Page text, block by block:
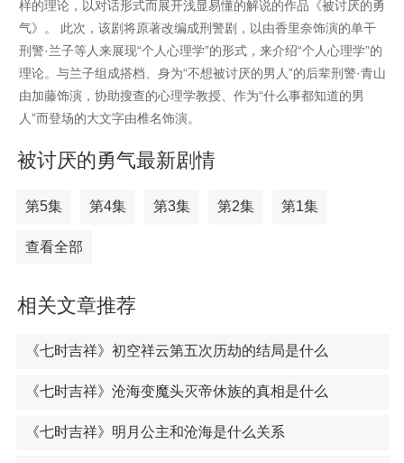
样的理论，以对话形式而展开浅显易懂的解说的作品《被讨厌的勇
气》。 此次，该剧将原著改编成刑警剧，以由香里奈饰演的单干
刑警·兰子等人来展现“个人心理学”的形式，来介绍“个人心理学”的
理论。与兰子组成搭档、身为“不想被讨厌的男人”的后辈刑警·青山
由加藤饰演，协助搜查的心理学教授、作为“什么事都知道的男
人”而登场的大文字由椎名饰演。
被讨厌的勇气最新剧情
第5集 第4集 第3集 第2集 第1集
查看全部
相关文章推荐
《七时吉祥》初空祥云第五次历劫的结局是什么
《七时吉祥》沧海变魔头灭帝休族的真相是什么
《七时吉祥》明月公主和沧海是什么关系